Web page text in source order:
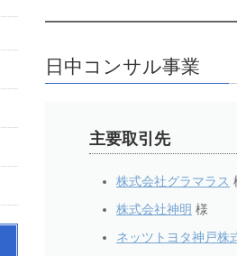
日中コンサル事業
主要取引先
株式会社グラマラス
株式会社神明 様
ネッツトヨタ神戸株